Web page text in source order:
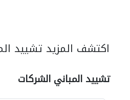
اكتشف المزيد تشييد
تشييد المباني الشركات